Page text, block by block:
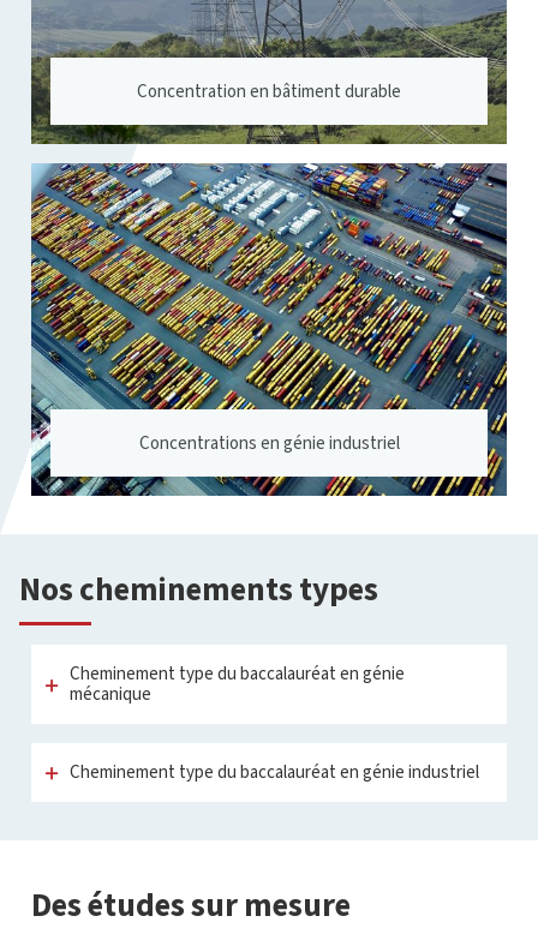
Concentration en bâtiment durable
Concentrations en génie industriel
Nos cheminements types
Cheminement type du baccalauréat en génie
mécanique
Cheminement type du baccalauréat en génie industriel
Des études sur mesure